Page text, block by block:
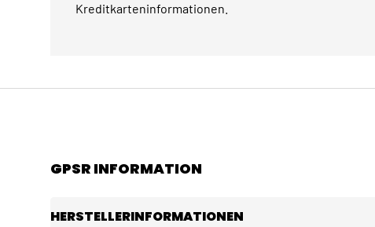
Kreditkarteninformationen.
GPSR INFORMATION
HERSTELLERINFORMATIONEN